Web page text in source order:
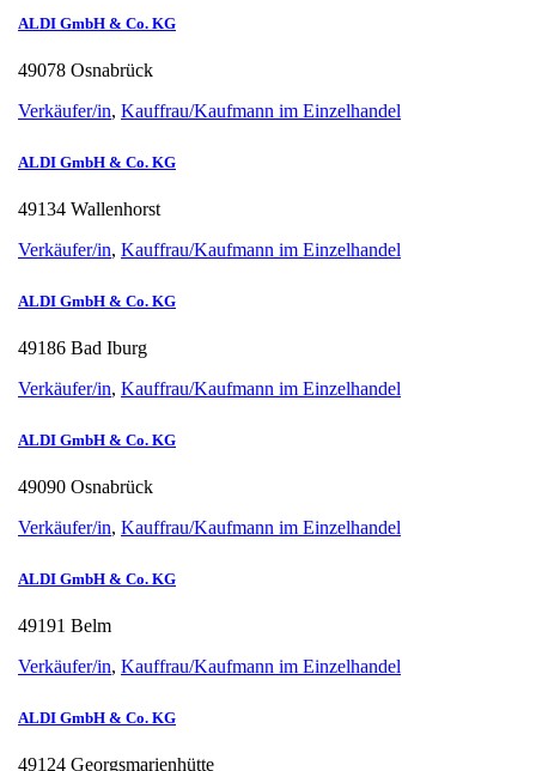
ALDI GmbH & Co. KG
49078 Osnabrück
Verkäufer/in, Kauffrau/Kaufmann im Einzelhandel
ALDI GmbH & Co. KG
49134 Wallenhorst
Verkäufer/in, Kauffrau/Kaufmann im Einzelhandel
ALDI GmbH & Co. KG
49186 Bad Iburg
Verkäufer/in, Kauffrau/Kaufmann im Einzelhandel
ALDI GmbH & Co. KG
49090 Osnabrück
Verkäufer/in, Kauffrau/Kaufmann im Einzelhandel
ALDI GmbH & Co. KG
49191 Belm
Verkäufer/in, Kauffrau/Kaufmann im Einzelhandel
ALDI GmbH & Co. KG
49124 Georgsmarienhütte